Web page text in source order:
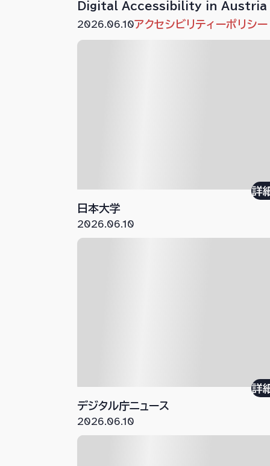
Digital Accessibility in Austria
2026.06.10アクセシビリティーポリシー
日本大学
詳
2026.06.10
デジタル庁ニュース
詳
2026.06.10